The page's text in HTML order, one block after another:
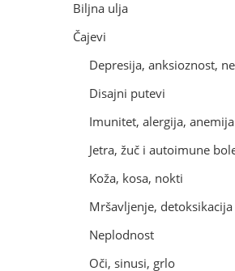
Biljna ulja
Čajevi
Depresija, anksioznost,
Disajni putevi
Imunitet, alergija, anemija
Jetra, žuč i autoimune
Koža, kosa, nokti
Mršavljenje, detoksikacija
Neplodnost
Oči, sinusi, grlo